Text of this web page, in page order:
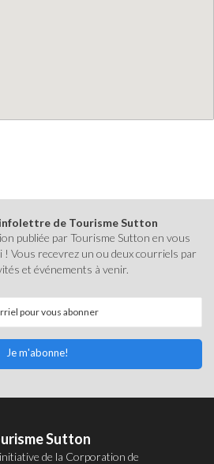
de Tourisme Sutton
publiée par Tourisme Sutton en vous
Vous recevrez un ou deux courriels par
et événements à venir.
Je m'abonne!
Sutton
de la Corporation de